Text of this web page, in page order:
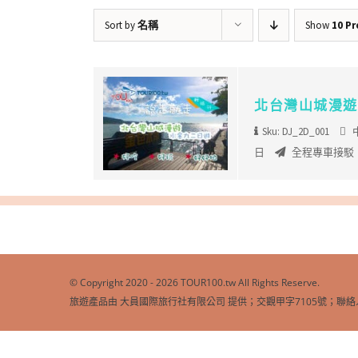
Sort by名稱 Show 10
北台灣山城漫
Sku: DJ_2D_001
日
全程專車接駁
© Copyright 2020 -2026 TOUR100.tw All Rights Reserve.
旅遊產品由 大員國際旅行社有限公司 提供；交觀甲字7105號；聯